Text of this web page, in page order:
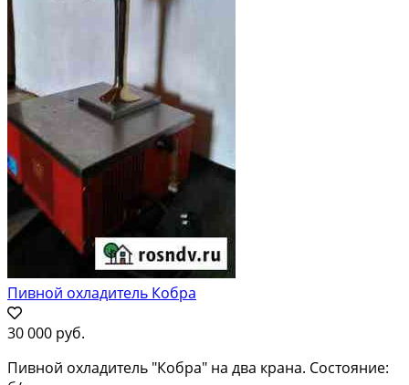
Пивной охладитель Кобра
30 000 руб.
Пивной охладитель "Кобра" на два крана. Состояние: